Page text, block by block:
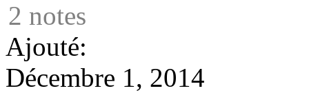
2 notes
Ajouté:
Décembre 1, 2014